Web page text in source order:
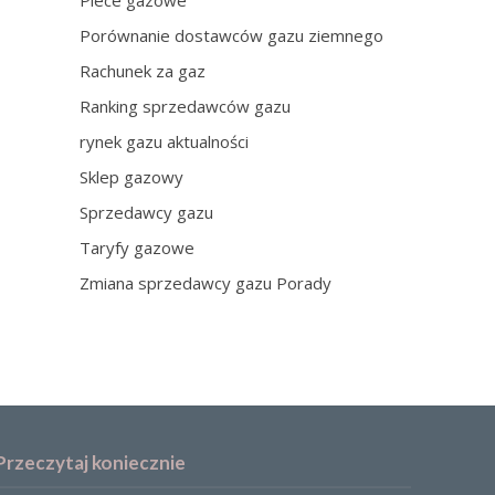
Porównanie dostawców gazu ziemnego
Rachunek za gaz
Ranking sprzedawców gazu
rynek gazu aktualności
Sklep gazowy
Sprzedawcy gazu
Taryfy gazowe
Zmiana sprzedawcy gazu Porady
koniecznie